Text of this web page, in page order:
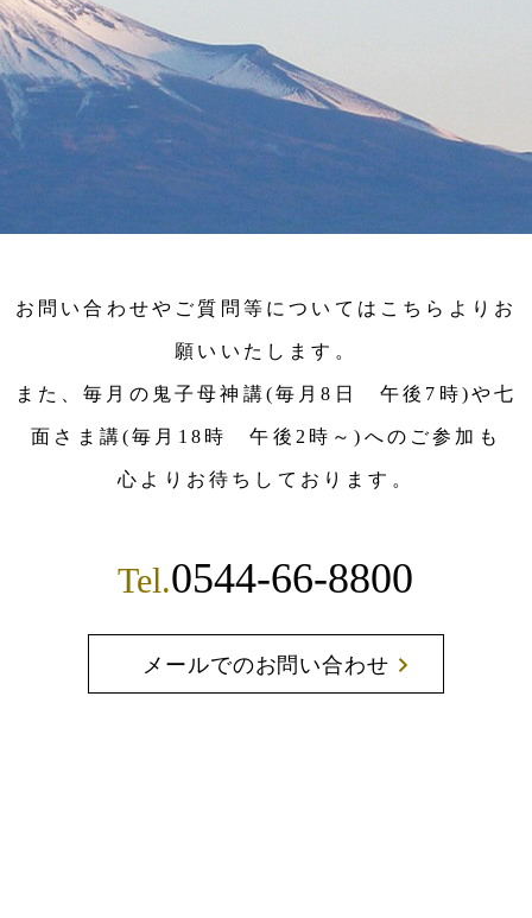
お問い合わせやご質問等についてはこちらよりお
願いいたします。
また、毎月の鬼子母神講(毎月8日 午後7時)や七
面さま講(毎月18時 午後2時～)へのご参加も
心よりお待ちしております。
Tel.0544-66-8800
メールでのお問い合わせ